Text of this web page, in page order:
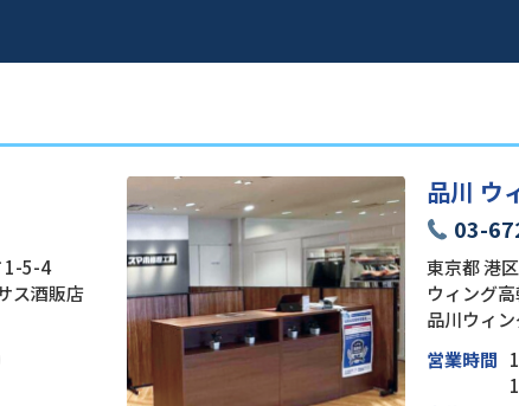
1-5-4
ス酒販店
品川 ウ
03-
東京都 港
ウィング
品川ウィ
営業時間